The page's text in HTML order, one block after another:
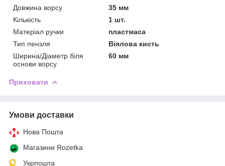
Довжина ворсу
35 мм
Кількість
1 шт.
Матеріал ручки
пластмаса
Тип пензля
Віялова кисть
Ширина/Діаметр біля
основи ворсу
60 мм
Приховати
Умови доставки
Нова Пошта
Магазини Rozetka
Укрпошта